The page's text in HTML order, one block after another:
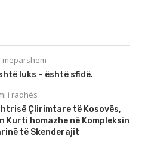
mëparshëm
luks – është sfidë.
i radhës
Çlirimtare të Kosovës,
Kurti homazhe në Kompleksin
të Skenderajit